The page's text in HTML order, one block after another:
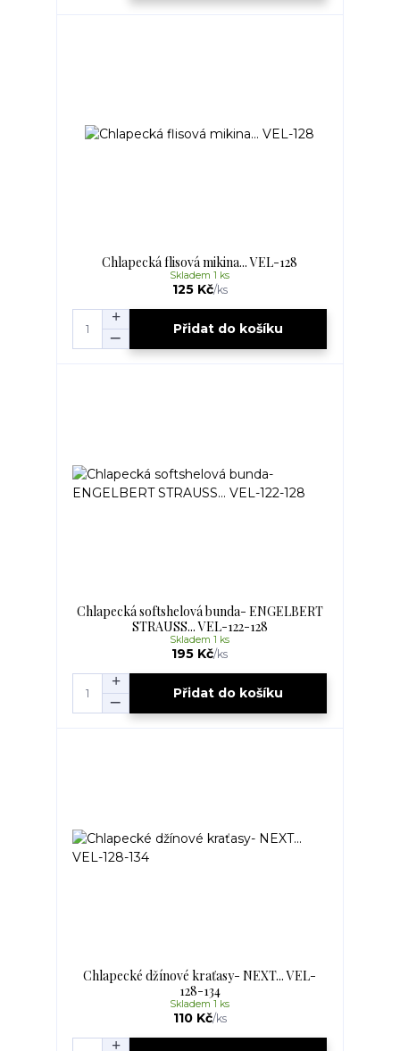
Chlapecká flisová mikina... VEL-128
125 Kč/ks
Skladem 1 ks
Přidat do košíku
Chlapecká softshelová bunda- ENGELBERT
STRAUSS... VEL-122-128
195 Kč/ks
Skladem 1 ks
Přidat do košíku
Chlapecké džínové kraťasy- NEXT... VEL-
128-134
110 Kč/ks
Skladem 1 ks